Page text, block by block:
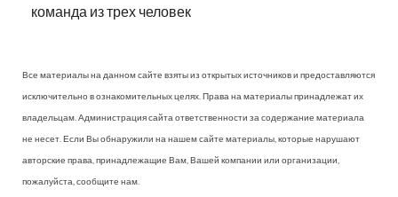
команда из трех человек
Все материалы на данном сайте взяты из открытых источников и предоставляются
исключительно в ознакомительных целях. Права на материалы принадлежат их
владельцам. Администрация сайта ответственности за содержание материала
не несет. Если Вы обнаружили на нашем сайте материалы, которые нарушают
авторские права, принадлежащие Вам, Вашей компании или организации,
пожалуйста, сообщите нам.